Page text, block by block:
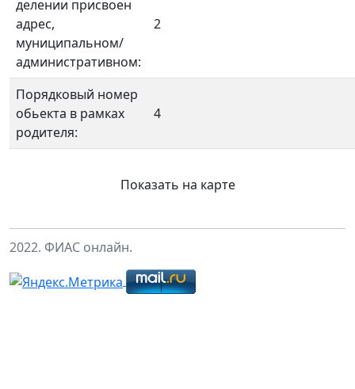
делении присвоен
адрес,
муниципальном/
административном:
2
Порядковый номер
обьекта в рамках
родителя:
4
Показать на карте
2022. ФИАС онлайн.